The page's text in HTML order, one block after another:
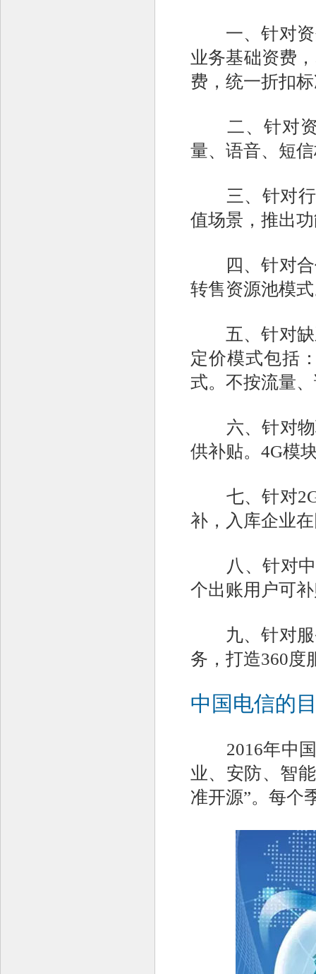
一、针对资
业务基础资费
费，统一折扣
二、针对资
量、语音、短
三、针对行
值场景，推出
四、针对合
转售资源池模
五、针对缺
定价模式包括
式。不按流量
六、针对物
供补贴。4G模
七、针对2G/
补，入库企业
八、针对中
个出账用户可
九、针对服
务，打造360度
中国电信的
2016年中国
业、安防、智
准开源”。每个